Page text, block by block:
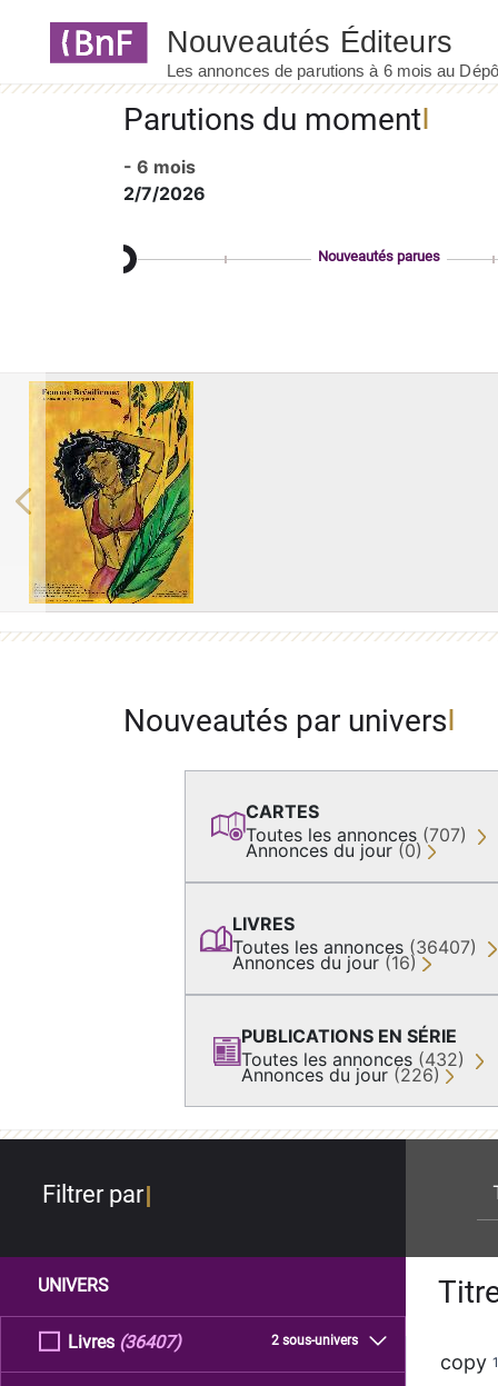
Parutions du moment
- 6 mois
2/7/2026
Nouveautés parues
Previous
Nouveautés par univers
CARTES
Toutes les annonces (707)
Annonces du jour (0)
LIVRES
Toutes les annonces (36407)
Annonces du jour (16)
PUBLICATIONS EN SÉRIE
Toutes les annonces (432)
Annonces du jour (226)
Filtrer par
UNIVERS
Livres 2 sous-univers
(36407)
copy